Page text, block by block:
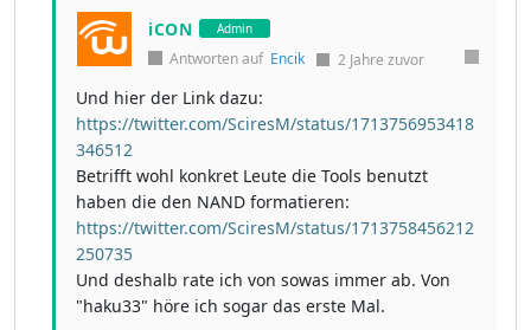
iCON Admin
Antworten auf Encik 2 Jahre zuvor
Und hier der Link dazu:
https://twitter.com/SciresM/status/1713756953418
346512
Betrifft wohl konkret Leute die Tools benutzt
haben die den NAND formatieren:
https://twitter.com/SciresM/status/1713758456212
250735
Und deshalb rate ich von sowas immer ab. Von
"haku33" höre ich sogar das erste Mal.